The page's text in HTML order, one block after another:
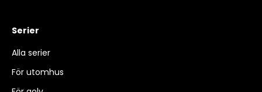
Serier
Alla serier
För utomhus